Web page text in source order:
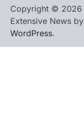
Copyright © 2026
Extensive News by
WordPress.